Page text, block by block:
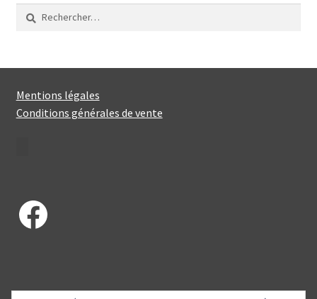
Rechercher :
Mentions légales
Conditions générales de vente
Facebook